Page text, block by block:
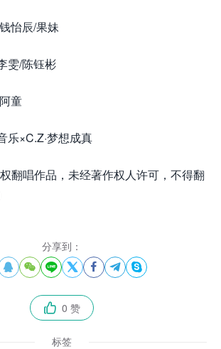
怡辰/果妹
雯/陈钰彬
童
乐×C.Z·梦想成真
翻唱作品，未经著作权人许可，不得翻
分享到：
      
 0 赞
标签